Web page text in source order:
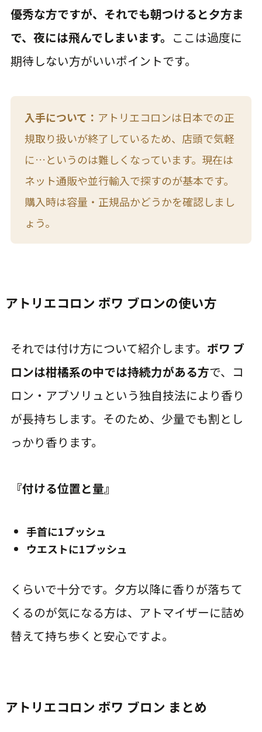
優秀な方ですが、それでも朝つけると夕方ま
で、夜には飛んでしまいます。 ここは過度に
期待しない方がいいポイントです。
入手について： アトリエコロンは日本での正
規取り扱いが終了しているため、店頭で気軽
に…というのは難しくなっています。現在は
ネット通販や並行輸入で探すのが基本です。
購入時は容量・正規品かどうかを確認しまし
ょう。
アトリエコロン ボワ ブロンの使い方
それでは付け方について紹介します。 ボワ ブ
ロンは柑橘系の中では持続力がある方で、コ
ロン・アブソリュという独自技法により香り
が長持ちします。そのため、少量でも割とし
っかり香ります。
『付ける位置と量』
手首に1プッシュ
ウエストに1プッシュ
くらいで十分です。夕方以降に香りが落ちて
くるのが気になる方は、アトマイザーに詰め
替えて持ち歩くと安心ですよ。
アトリエコロン ボワ ブロン まとめ